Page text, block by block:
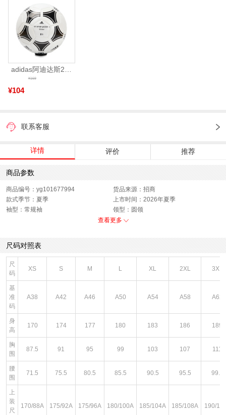
adidas阿迪达斯2025中性TANGO GLIDER足球S12241
¥104
¥169
联系客服
详情 评价 推荐
商品参数
商品编号：yg101677994
货品来源：招商
款式季节：夏季
上市时间：2026年夏季
袖型：常规袖
领型：圆领
运动款式：短袖T恤
查看更多
尺码对照表
尺
码
XS S M L XL 2XL 3XL
基
准
码
A38 A42 A46 A50 A54 A58 A62
身
高
170 174 177 180 183 186 189
胸
围
87.5 91 95 99 103 107 111
腰
围
71.5 75.5 80.5 85.5 90.5 95.5 99.5
上
装
尺
170/88A 175/92A 175/96A 180/100A 185/104A 185/108A 190/